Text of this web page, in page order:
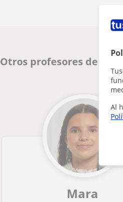
Al
Otros profesores de
Mara